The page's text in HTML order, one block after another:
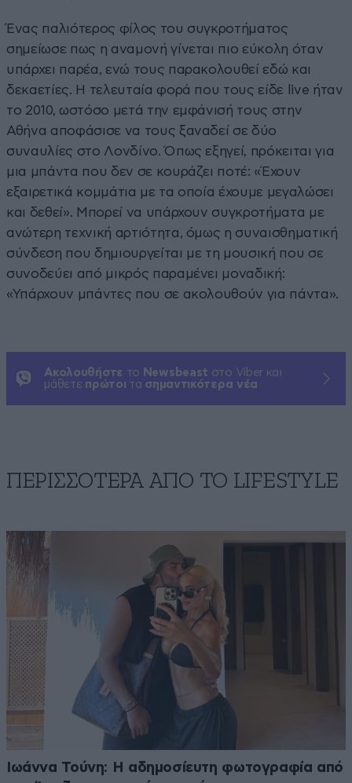
Ένας παλιότερος φίλος του συγκροτήματος
σημείωσε πως η αναμονή γίνεται πιο εύκολη όταν
υπάρχει παρέα, ενώ τους παρακολουθεί εδώ και
δεκαετίες. Η τελευταία φορά που τους είδε live ήταν
το 2010, ωστόσο μετά την εμφάνισή τους στην
Αθήνα αποφάσισε να τους ξαναδεί σε δύο
συναυλίες στο Λονδίνο. Όπως εξηγεί, πρόκειται για
μια μπάντα που δεν σε κουράζει ποτέ: «Έχουν
εξαιρετικά κομμάτια με τα οποία έχουμε μεγαλώσει
και δεθεί». Μπορεί να υπάρχουν συγκροτήματα με
ανώτερη τεχνική αρτιότητα, όμως η συναισθηματική
σύνδεση που δημιουργείται με τη μουσική που σε
συνοδεύει από μικρός παραμένει μοναδική:
«Υπάρχουν μπάντες που σε ακολουθούν για πάντα».
Ακολουθήστε το Newsbeast στο Viber και
μάθετε πρώτοι τα σημαντικότερα νέα
ΠΕΡΙΣΣΟΤΕΡΑ ΑΠΟ ΤΟ LIFESTYLE
Ιωάννα Τούνη: Η αδημοσίευτη φωτογραφία από